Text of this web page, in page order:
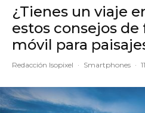
¿Tienes un viaje
estos consejos
móvil para
Redacción Isopixel · Smartphones ·